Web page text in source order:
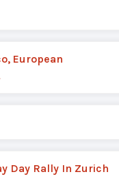
European
Day Rally In Zurich